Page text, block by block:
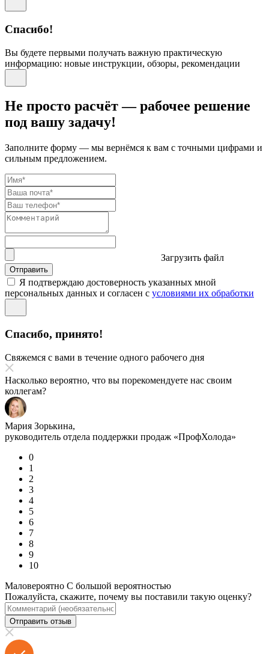
Спасибо!
Вы будете первыми получать важную практическую
информацию: новые инструкции, обзоры, рекомендации
Не просто расчёт — рабочее решение
под вашу задачу!
Заполните форму — мы вернёмся к вам с точными цифрами и
сильным предложением.
Загрузить файл
Отправить
Я подтверждаю достоверность указанных мной
персональных данных и согласен с условиями их обработки
Спасибо, принято!
Свяжемся с вами в течение одного рабочего дня
Насколько вероятно, что вы порекомендуете нас своим
коллегам?
Мария Зорькина,
руководитель отдела поддержки продаж «ПрофХолода»
0
1
2
3
4
5
6
7
8
9
10
Маловероятно С большой вероятностью
Пожалуйста, скажите, почему вы поставили такую оценку?
Отправить отзыв